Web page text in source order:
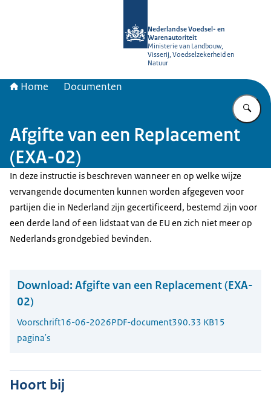
Nederlandse Voedsel- en
Warenautoriteit
Ministerie van Landbouw,
Visserij, Voedselzekerheid en
Natuur
Home Documenten
Afgifte van een Replacement
(EXA-02)
In deze instructie is beschreven wanneer en op welke wijze
vervangende documenten kunnen worden afgegeven voor
partijen die in Nederland zijn gecertificeerd, bestemd zijn voor
een derde land of een lidstaat van de EU en zich niet meer op
Nederlands grondgebied bevinden.
Download: Afgifte van een Replacement (EXA-
02)
Voorschrift16-06-2026PDF-document390.33 KB15
pagina's
Hoort bij